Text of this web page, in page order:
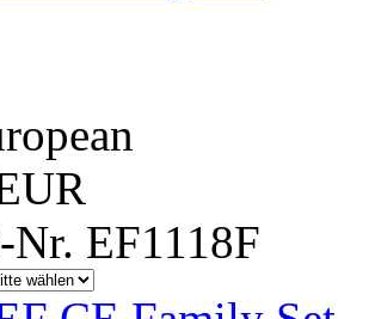
Nr. EF1118F